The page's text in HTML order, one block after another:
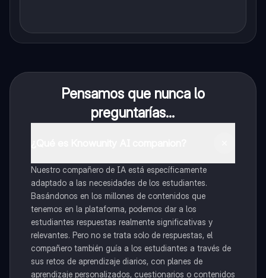
Pensamos que nunca lo
preguntarías...
Nuestro compañero de IA está específicamente
adaptado a las necesidades de los estudiantes.
Basándonos en los millones de contenidos que
tenemos en la plataforma, podemos dar a los
estudiantes respuestas realmente significativas y
relevantes. Pero no se trata solo de respuestas, el
compañero también guía a los estudiantes a través de
sus retos de aprendizaje diarios, con planes de
aprendizaje personalizados, cuestionarios o contenidos